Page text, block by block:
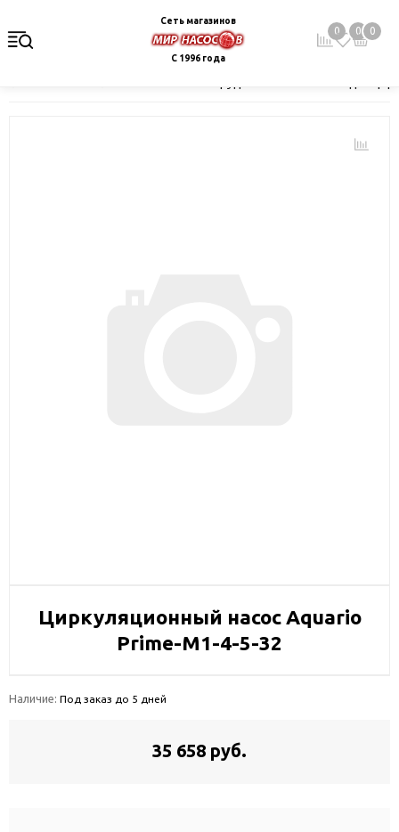
Сеть магазинов
С 1996 года
0 0 0
Циркуляционный насос Aquario
Prime-M1-4-5-32
Наличие: Под заказ до 5 дней
35 658 руб.